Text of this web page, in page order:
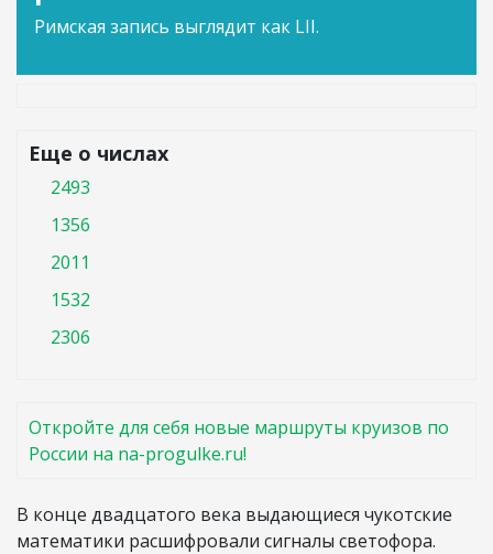
Римская запись выглядит как LII.
Еще о числах
2493
1356
2011
1532
2306
Откройте для себя новые маршруты круизов по
России на na-progulke.ru!
В конце двадцатого века выдающиеся чукотские
математики расшифровали сигналы светофора.